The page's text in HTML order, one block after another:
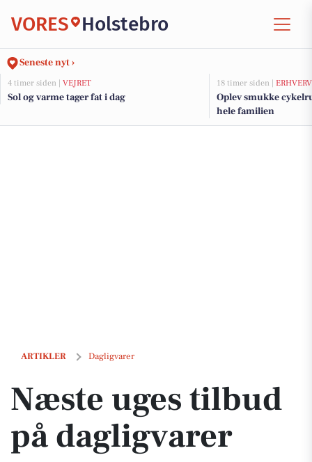
VORES Holstebro
Seneste nyt ›
4 timer siden | VEJRET
Sol og varme tager fat i dag
18 timer siden | ERHVERV
Oplev smukke
hele familien
ARTIKLER Dagligvarer
Næste uges tilbud på dagligvarer
Næste uges tilbud
på dagligvarer